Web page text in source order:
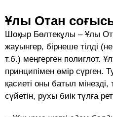
Ұлы Отан
Шоқыр Бөлтекұлы – Ұлы
жауынгер, бірнеше тілді
т.б.) меңгерген полиглот.
прин­ципі­мен өмір сүрген.
қасиеті оны батыл
сүйетін, рухы биік тұлға